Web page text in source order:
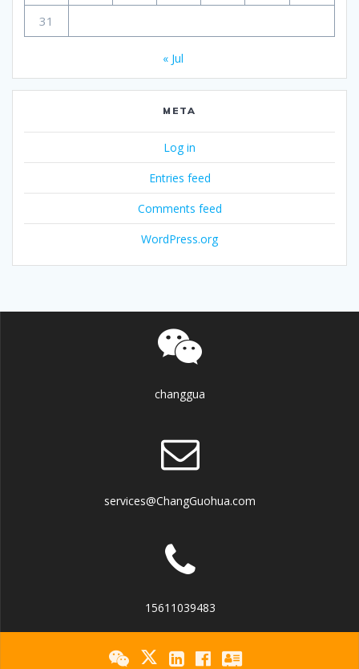
31
« Jul
META
Log in
Entries feed
Comments feed
WordPress.org
changgua
services@ChangGuohua.com
15611039483